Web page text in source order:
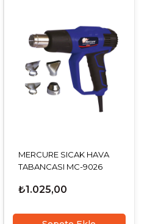
MERCURE SICAK HAVA
TABANCASI MC-9026
₺1.025,00